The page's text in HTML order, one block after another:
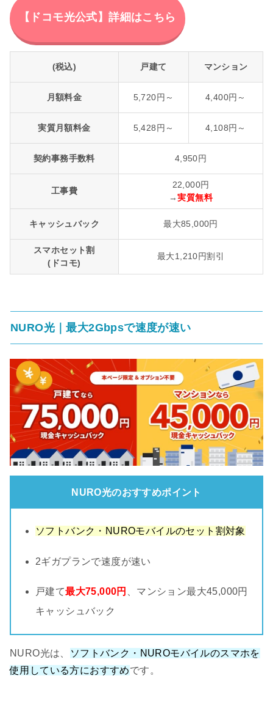
【ドコモ光公式】詳細はこちら
(税込) 戸建て マンション
月額料金 5,720円～ 4,400円～
実質月額料金 5,428円～ 4,108円～
契約事務手数料 4,950円
工事費
22,000円
→実質無料
キャッシュバック 最大85,000円
スマホセット割
(ドコモ)
最大1,210円割引
NURO光｜最大2Gbpsで速度が速い
NURO光のおすすめポイント
ソフトバンク・NUROモバイルのセット割対象
2ギガプランで速度が速い
戸建て最大75,000円
、マンション最大45,000円
キャッシュバック
NURO光は、
ソフトバンク・NUROモバイルのスマホを
使用している方におすすめです。